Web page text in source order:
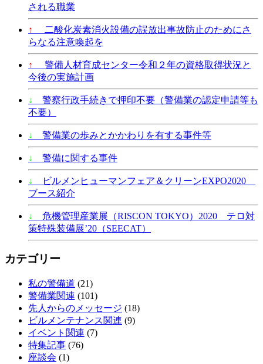
される職業
↑
二酸化炭素消火設備の誤放出事故防止のためにさ
らなる注意喚起を
↑
警備人材育成センター令和２年の資格取得状況と
今後の実施計画
↓
警察行政手続きで押印不要（警備業の認定申請等も
不要）
↓ 警備業の歩みとかかわりを有する事件等
↓ 警備に関する事件
↓
ビルメンヒューマンフェア＆クリーンEXPO2020
ブース紹介
↓
危機管理産業展（RISCON TOKYO）2020 テロ対
策特殊装備展’20（SEECAT）
カテゴリー
私の警備道 (21)
警備業関連 (101)
先人からのメッセージ (18)
ビルメンテナンス関連 (9)
イベント関連 (7)
特集記事 (76)
座談会 (1)